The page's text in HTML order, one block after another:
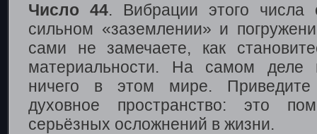
Число 44. Вибрации этого числа
сильном «заземлении» и
сами не замечаете, как
материальности. На самом деле
ничего в этом мире.
духовное пространство: это
серьёзных осложнений в жизни.